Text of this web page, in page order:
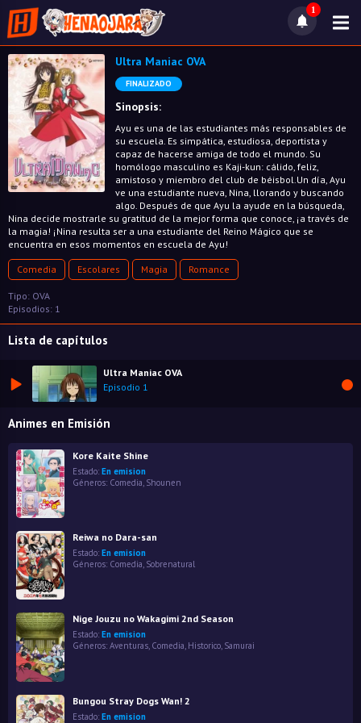
1
Ultra Maniac OVA
FINALIZADO
Sinopsis:
Ayu es una de las estudiantes más responsables de
su escuela. Es simpática, estudiosa, deportista y
capaz de hacerse amiga de todo el mundo. Su
homólogo masculino es Kaji-kun: cálido, feliz,
amistoso y miembro del club de béisbol.Un día, Ayu
ve una estudiante nueva, Nina, llorando y buscando
algo. Después de que Ayu la ayude en la búsqueda,
Nina decide mostrarle su gratitud de la mejor forma que conoce, ¡a través de
la magia! ¡Nina resulta ser a una estudiante del Reino Mágico que se
encuentra en esos momentos en escuela de Ayu!
Comedia Escolares Magia Romance
Tipo: OVA
Episodios: 1
Lista de capítulos
Ultra Maniac OVA
Episodio 1
Animes en Emisión
Kore Kaite Shine
Estado: En emision
Géneros: Comedia Shounen
Reiwa no Dara-san
Estado: En emision
Géneros: Comedia, Sobrenatural
Nige Jouzu no Wakagimi 2nd Season
Estado: En emision
Géneros: Aventuras, Comedia, Historico, Samurai
Bungou Stray Dogs Wan! 2
Estado: En emision